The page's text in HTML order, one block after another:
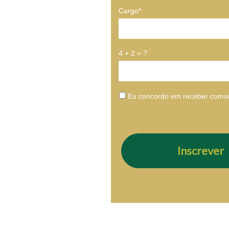
Cargo*
4 + 2 = ?
Eu concordo em receber
Inscrever